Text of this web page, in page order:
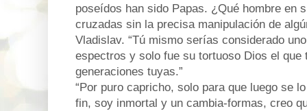
poseídos han sido Papas. ¿Qué hombre en
cruzadas sin la precisa manipulación de
Vladislav. “Tú mismo serías considerado
espectros y solo fue su tortuoso Dios el que
generaciones tuyas.”
“Por puro capricho, solo para que luego se
fin, soy inmortal y un cambia-formas, creo